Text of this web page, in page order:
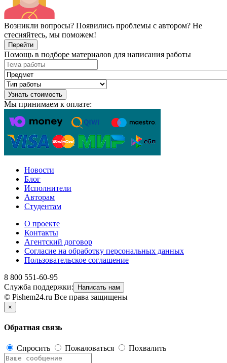
Возникли вопросы? Появились проблемы с автором? Не
стесняйтесь, мы поможем!
Перейти
Помощь в подборе материалов для написания работы
Узнать стоимость
Мы принимаем к оплате:
Новости
Блог
Исполнители
Авторам
Студентам
О проекте
Контакты
Агентский договор
Согласие на обработку персональных данных
Пользовательское соглашение
8 800 551-60-95
Служба поддержки:
Написать нам
© Pishem24.ru Все права защищены
×
Обратная связь
Спросить Пожаловаться Похвалить